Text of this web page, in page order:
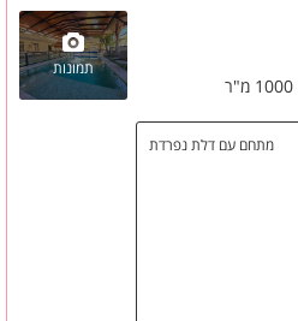
תמונות
מתחם עם דלת נפרדת